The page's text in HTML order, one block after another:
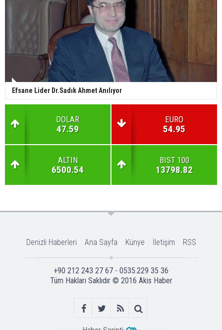
Efsane Lider Dr.Sadık Ahmet Anılıyor
DOLAR
47.59
EURO
54.95
ALTIN
6500.54
BIST 100
13798.82
Denizli Haberleri Ana Sayfa Künye İletişim RSS
+90 212 243 27 67 - 0535.229 35 36
Tüm Hakları Saklıdır © 2016 Akis Haber